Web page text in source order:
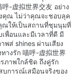
-虚拟世界交友 อย่าง
คุณ ไม่ว่าคุณจะชอบลุค
ณให้เป็นสถานที่ชุมนุมที่
พื่อนและมีเวลาที่ดี มี
พส่ shines ผ่านเสียง
างรัก 喵呼-虚拟世界
ภาพใกล้ชิด ถึงคู่รัก
บการณ์เสมือนจริงของ